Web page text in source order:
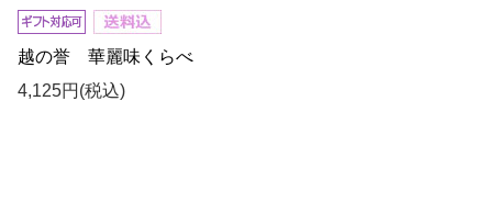
越の誉 華麗味くらべ
4,125円 (税込)